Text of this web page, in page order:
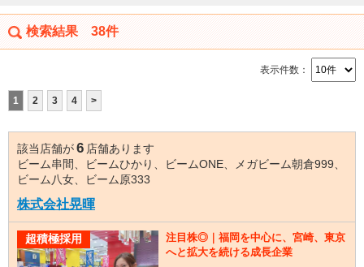
検索結果 38件
表示件数：
1 2 3 4 >
該当店舗が6 店舗あります
ビーム串間、ビームひかり、ビームONE、メガビーム朝倉999、
ビーム八女、ビーム原333
株式会社晃暉
超積極採用
注目株◎｜福岡を中心に、宮崎、東京
へと拡大を続ける成長企業